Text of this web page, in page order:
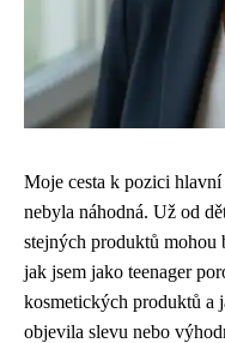
Moje cesta k pozici
nebyla náhodná. Už od
stejných produktů mohou
jak jsem jako teenager
kosmetických produktů a
objevila slevu nebo